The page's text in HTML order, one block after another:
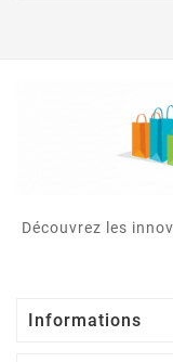
Découvrez les
Informations